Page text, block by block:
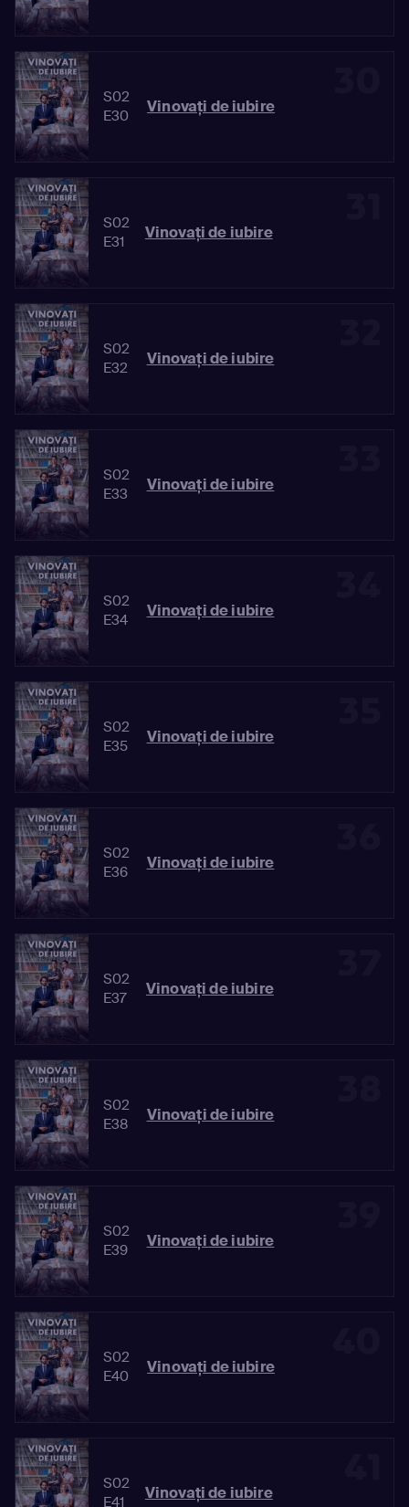
S02
E30
Vinovaţi de iubire
S02
E31
Vinovaţi de iubire
S02
E32
Vinovaţi de iubire
S02
E33
Vinovaţi de iubire
S02
E34
Vinovaţi de iubire
S02
E35
Vinovaţi de iubire
S02
E36
Vinovaţi de iubire
S02
E37
Vinovaţi de iubire
S02
E38
Vinovaţi de iubire
S02
E39
Vinovaţi de iubire
S02
E40
Vinovaţi de iubire
S02
E41
Vinovaţi de iubire